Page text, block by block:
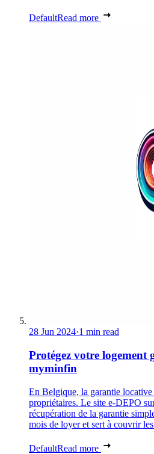
DefaultRead more
28 Jun 2024·1 min read
Protégez votre logement
myminfin
En Belgique, la garantie locative
propriétaires. Le site e-DEPO
récupération de la garantie
mois de loyer et sert à couvrir
DefaultRead more